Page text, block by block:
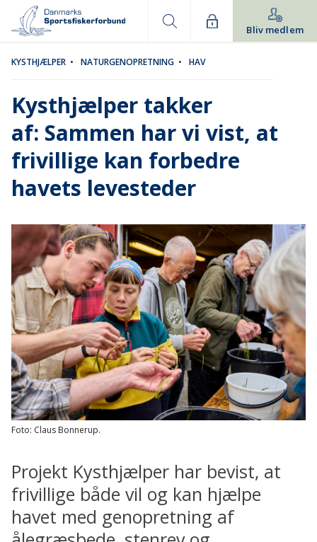
Bliv medlem
KYSTHJÆLPER • NATURGENOPRETNING • HAV
Kysthjælper takker
af: Sammen har vi vist, at
frivillige kan forbedre
havets levesteder
Foto: Claus Bonnerup.
Projekt Kysthjælper har bevist, at
frivillige både vil og kan hjælpe
havet med genopretning af